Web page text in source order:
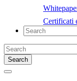
Certificati
Search